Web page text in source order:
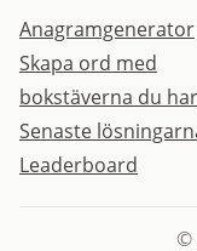
Anagramgenerator
Skapa ord med
bokstäverna du har
Senaste
Leaderboard
©